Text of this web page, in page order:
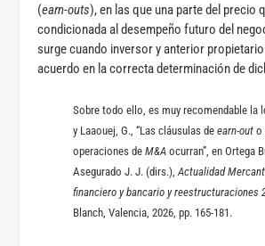
(earn-outs), en las que una parte del precio
condicionada al desempeño futuro del
surge cuando inversor y anterior
acuerdo en la correcta determinación de
Sobre todo ello, es muy recomendable la
y Laaouej, G., “Las cláusulas deearn-out o
operaciones deM&A ocurran”, en Ortega
Asegurado J. J. (dirs.),Actualidad
financiero y bancario y reestructuraciones
Blanch, Valencia, 2026, pp. 165-181.